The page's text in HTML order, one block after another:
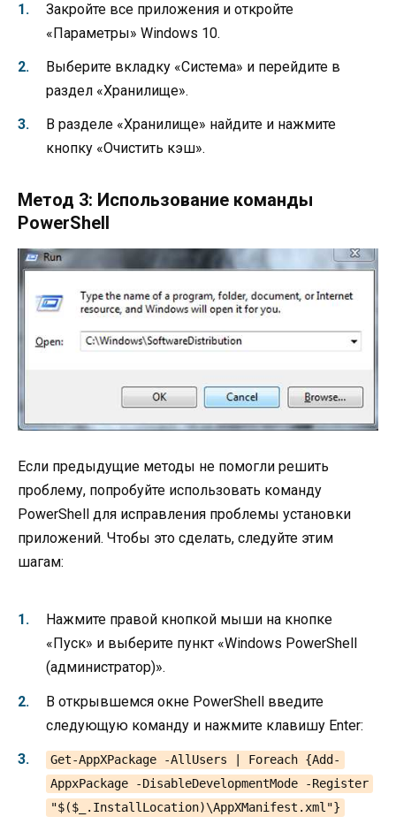
Закройте все приложения и откройте
«Параметры» Windows 10.
Выберите вкладку «Система» и перейдите в
раздел «Хранилище».
В разделе «Хранилище» найдите и нажмите
кнопку «Очистить кэш».
Метод 3: Использование команды
PowerShell
Если предыдущие методы не помогли решить
проблему, попробуйте использовать команду
PowerShell для исправления проблемы установки
приложений. Чтобы это сделать, следуйте этим
шагам:
Нажмите правой кнопкой мыши на кнопке
«Пуск» и выберите пункт «Windows PowerShell
(администратор)».
В открывшемся окне PowerShell введите
следующую команду и нажмите клавишу Enter:
Get-AppXPackage -AllUsers | Foreach {Add-
AppxPackage -DisableDevelopmentMode -Register
"$($_.InstallLocation)\AppXManifest.xml"}